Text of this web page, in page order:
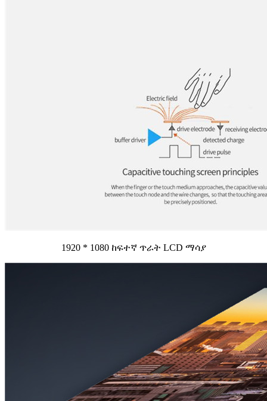
1920 * 1080 ከፍተኛ ጥራት LCD ማሳያ